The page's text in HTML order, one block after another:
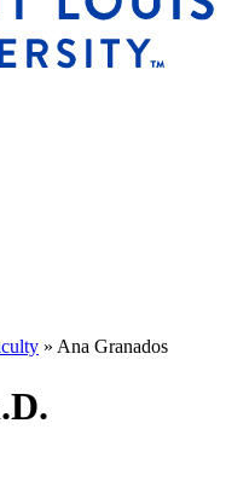
» Ana Granados